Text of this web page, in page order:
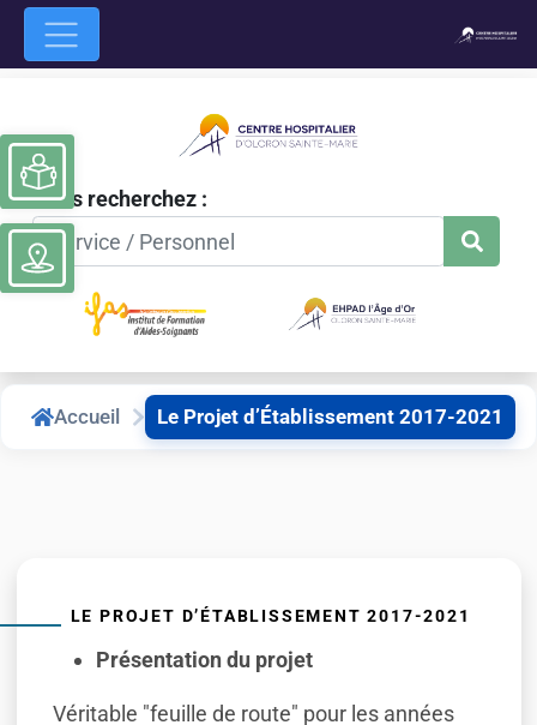
Vous recherchez :
Ouvrir la barre d’outils
Accueil Le Projet d’Établissement 2017-2021
LE PROJET D’ÉTABLISSEMENT 2017-2021
Présentation du projet
Véritable "feuille de route" pour les années